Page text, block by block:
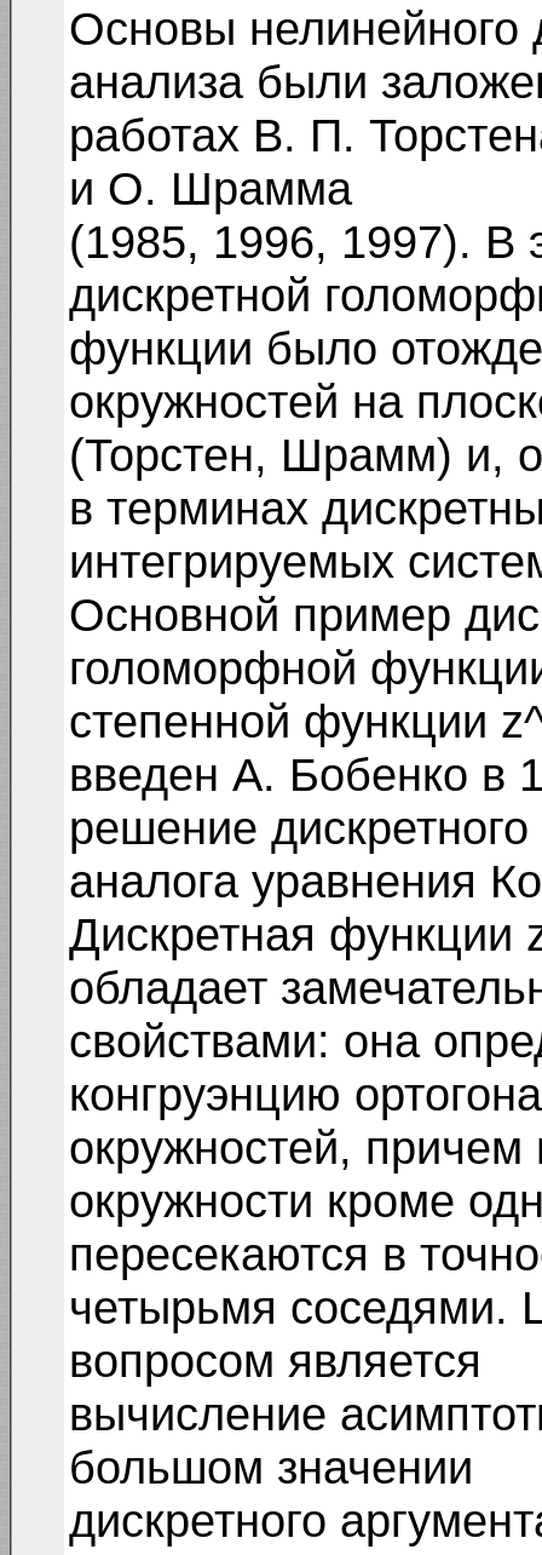
Основы нелинейного
анализа были
работах В. П.
и О. Шрамма
(1985, 1996, 1997). В
дискретной
функции было
окружностей на
(Торстен, Шрамм) и,
в терминах
интегрируемых
Основной пример
голоморфной
степенной функции
введен А. Бобенко в
решение дискретного
аналога уравнения
Дискретная функции
обладает
свойствами: она
конгруэнцию
окружностей, причем
окружности кроме
пересекаются в
четырьмя соседями.
вопросом является
вычисление
большом значении
дискретного